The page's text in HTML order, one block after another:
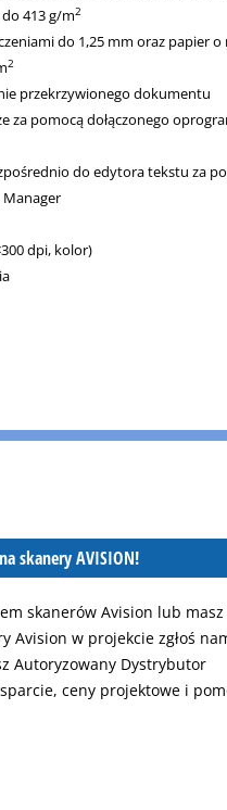
413 g/m2
do 1,25 mm oraz papier o
2
przekrzywionego dokumentu
za pomocą dołączonego
do edytora tekstu za
dpi, kolor)
skanery AVISION!
skanerów Avision lub
Avision w projekcie zgłoś
Autoryzowany Dystrybutor
ceny projektowe i